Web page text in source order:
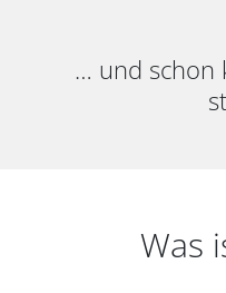
… und schon
Was